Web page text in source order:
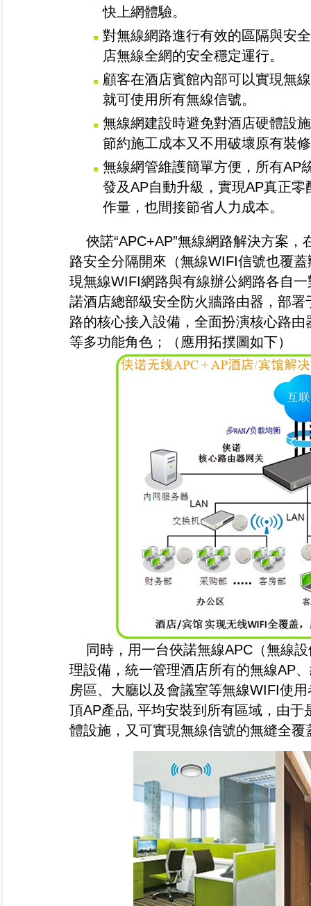
快上網體驗。
對無線網路進行有效的區隔與安
店無線全網的安全穩定運行。
顧客在酒店賓館內部可以實現無
就可使用所有無線信號。
無線網建設時避免對酒店硬體設
節約施工成本又不用破壞原有裝
無線網管維護簡單方便，所有AP
發及AP自動升級，實現AP真正
作量，也間接節省人力成本。
俠諾“APC+AP”無線網路解決方案
路安全分隔開來（無線WIFI信號也覆
現無線WIFI網路與有線辦公網路各自
諾酒店總部級安全防火牆路由器，部
路的核心接入設備，全面扮演核心路
等多功能角色；（應用拓撲圖如下）
同時，用一台俠諾無線APC（無線
理設備，統一管理酒店所有的無線AP
房區、大廳以及會議室等無線WIFI使
頂AP產品, 平均安裝到所有區域，由于
體設施，又可實現無線信號的無縫全